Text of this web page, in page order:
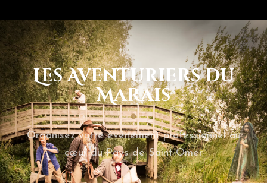
Les Aventuriers du
Marais
Organisez votre événement professionnel au
cœur du Pays de Saint-Omer